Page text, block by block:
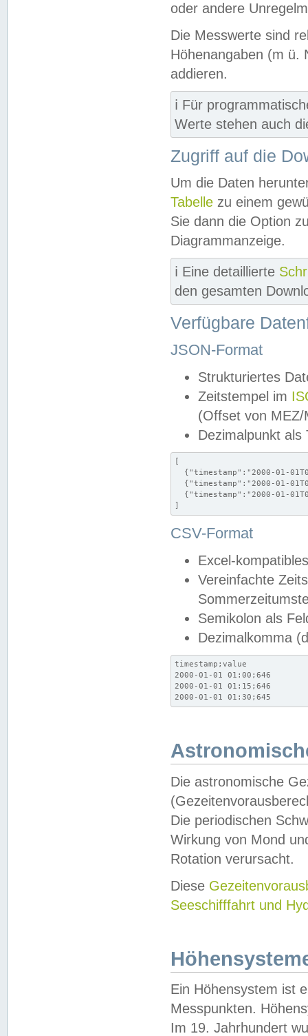
oder andere
Die Messwerte sind
Höhenangaben (m ü.
addieren.
ℹ️ Für
Werte stehen auch
Zugriff auf die
Um die Daten
Tabelle zu einem
Sie dann die Option
Diagrammanzeige.
ℹ️ Eine detaillierte
den gesamten
Verfügbare
JSON-Format
Strukturiertes
Zeitstempel im
(Offset von MEZ/
Dezimalpunkt als
[
{"timestamp":"2000-01-
{"timestamp":"2000-01-
{"timestamp":"2000-01-
]
CSV-Format
Excel-
Vereinfachte
Semikolon als
Dezimalkomma
timestamp;value
2000-01-01 01:00;646
2000-01-01 01:15;646
2000-01-01 01:30;645
Die astronomische
Die periodischen
Wirkung von Mond
Rotation verursacht.
Diese
Seeschifffahrt und
Ein Höhensystem ist
Messpunkten.
Im 19. Jahrhundert